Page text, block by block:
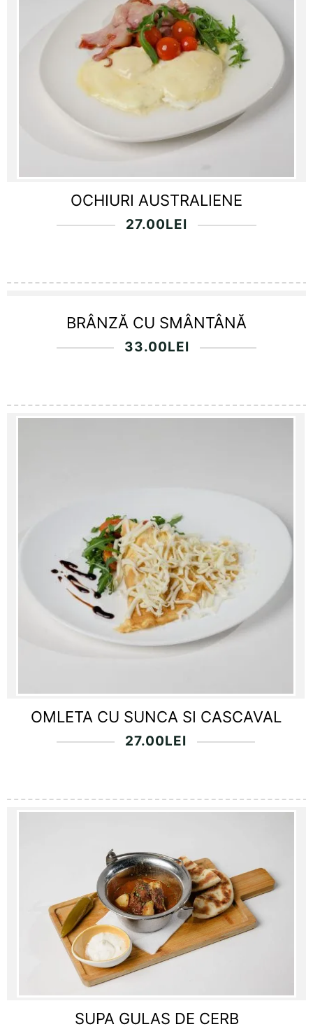
OCHIURI AUSTRALIENE
27.00LEI
BRÂNZĂ CU SMÂNTÂNĂ
33.00LEI
OMLETA CU SUNCA SI CASCAVAL
27.00LEI
SUPA GULAS DE CERB